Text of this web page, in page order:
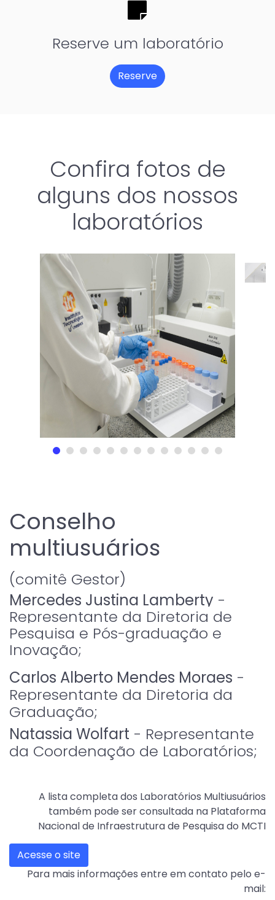
note-
sticky
Reserve um laboratório
Reserve
Confira fotos de
alguns dos nossos
laboratórios
Conselho
multiusuários
(comitê Gestor)
Mercedes Justina Lamberty -
Representante da Diretoria de
Pesquisa e Pós-graduação e
Inovação;
Carlos Alberto Mendes Moraes -
Representante da Diretoria da
Graduação;
Natassia Wolfart - Representante
da Coordenação de Laboratórios;
A lista completa dos Laboratórios Multiusuários
também pode ser consultada na Plataforma
Nacional de Infraestrutura de Pesquisa do MCTI
Acesse o site
Para mais informações entre em contato pelo e-
mail: